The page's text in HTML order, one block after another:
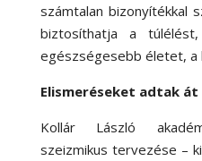
számtalan bizonyítékkal
biztosíthatja a
egészségesebb életet, a
Elismeréseket adtak át
Kollár László
szeizmikus tervezése –